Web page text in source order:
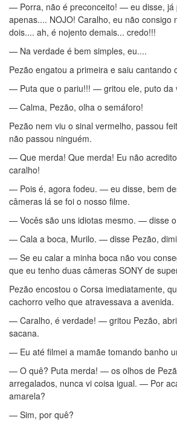
— Porra, não é preconceito! — eu disse,
apenas.... NOJO! Caralho, eu não consigo
dois.... ah, é nojento demais... credo!!!
— Na verdade é bem simples, eu....
Pezão engatou a primeira e saiu cantando
— Puta que o pariu!!! — gritou ele, puto da
— Calma, Pezão, olha o semáforo!
Pezão nem viu o sinal vermelho, passou
não passou ninguém.
— Que merda! Que merda! Eu não
caralho!
— Pois é, agora fodeu. — eu disse, bem
câmeras lá se foi o nosso filme.
— Vocês são uns idiotas mesmo. — disse
— Cala a boca, Murilo. — disse Pezão,
— Se eu calar a minha boca não vou
que eu tenho duas câmeras SONY de
Pezão encostou o Corsa imediatamente,
cachorro velho que atravessava a avenida.
— Caralho, é verdade! — gritou Pezão,
sacana.
— Eu até filmei a mamãe tomando banho
— O quê? Puta merda! — os olhos de
arregalados, nunca vi coisa igual. — Por
amarela?
— Sim, por quê?